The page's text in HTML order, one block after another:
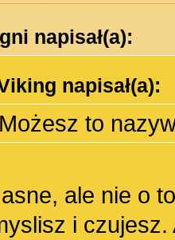
napisał(a):
napisał(a):
Możesz to
ale nie o
i